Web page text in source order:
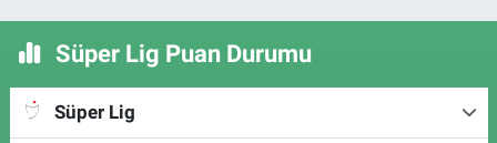
Süper Lig Puan Durumu
Süper Lig